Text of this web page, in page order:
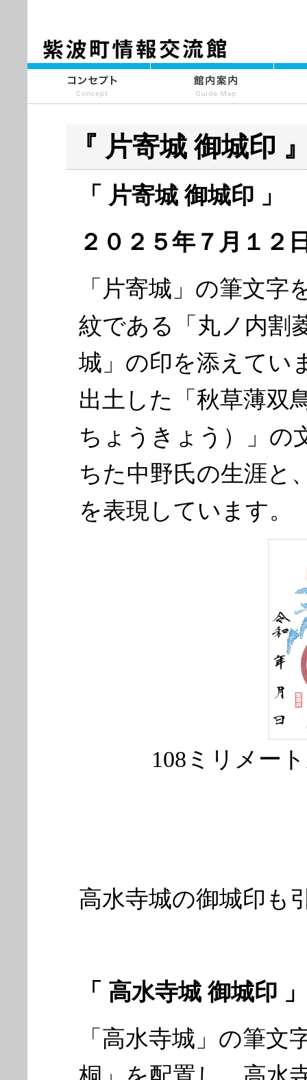
『 片寄城 御城印
「 片寄城 御城印 」
２０２５年７月１２
「片寄城」の筆文
紋である「丸ノ内割
城」の印を添えてい
出土した「秋草薄双
ちょうきょう）」の
ちた中野氏の生涯と
を表現しています。
108ミリメー
高水寺城の御城印も
「 高水寺城 御城印 」
「高水寺城」の筆文